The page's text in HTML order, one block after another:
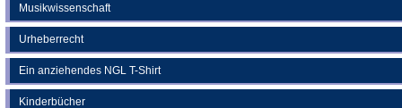
Musikwissenschaft
Urheberrecht
Ein anziehendes NGL T-Shirt
Kinderbücher